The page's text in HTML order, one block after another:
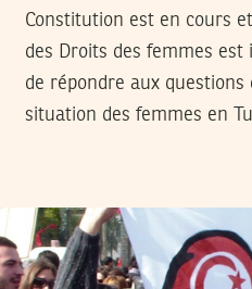
Constitution est en cours
des Droits des femmes
de répondre aux
situation des femmes en